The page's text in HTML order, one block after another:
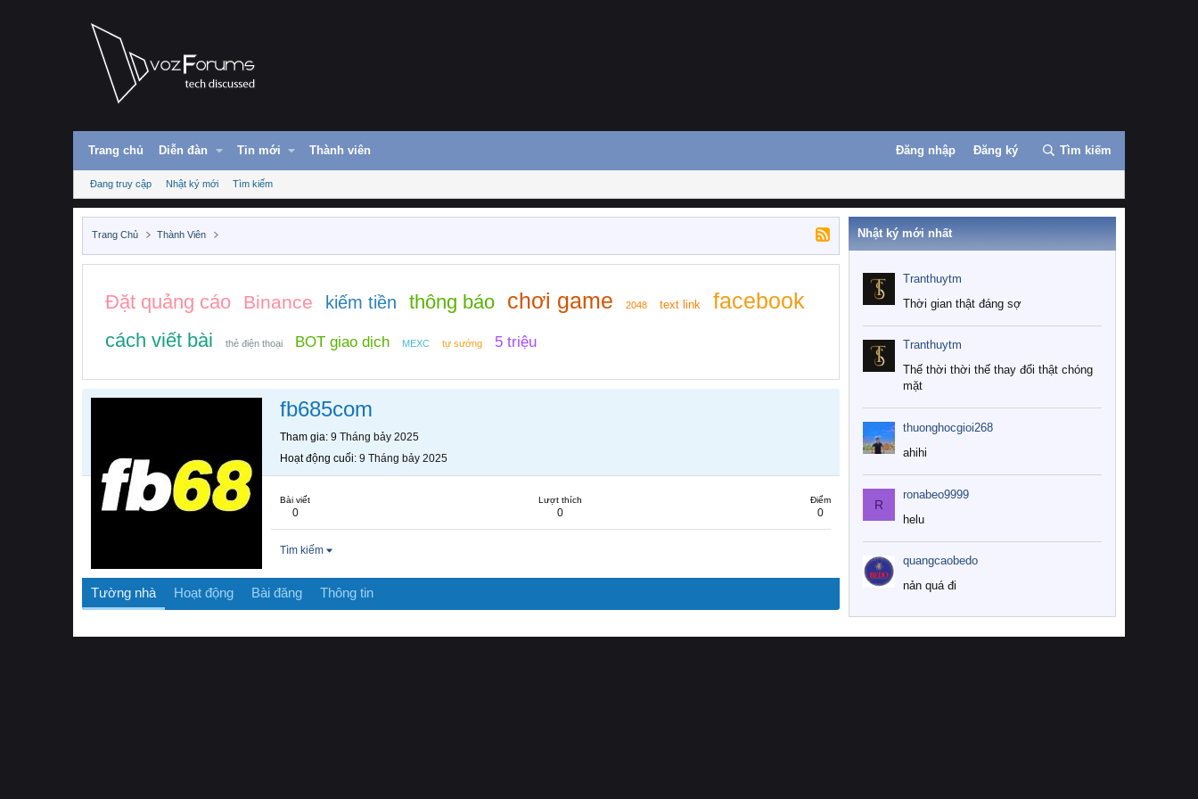
Trang chủ Diễn đàn Tin mới Thành viên Đăng nhập Đăng ký Tìm kiếm
Đang truy cập Nhật ký mới Tìm kiếm
Trang Chủ Thành Viên
Đặt quảng cáo Binance kiếm tiền thông báo chơi game 2048 text link facebook
cách viết bài thẻ điện thoại BOT giao dịch MEXC tự sướng 5 triệu
fb685com
Tham gia 9 Tháng bảy 2025
Hoạt động cuối 9 Tháng bảy 2025
Bài viết
0
Lượt thích
0
Điểm
0
Tìm kiếm
Tường nhà Hoạt động Bài đăng Thông tin
Nhật ký mới nhất
Tranthuytm
Thời gian thật đáng sợ
Tranthuytm
Thế thời thời thế thay đổi thật chóng
mặt
thuonghocgioi268
ahihi
R
ronabeo9999
helu
quangcaobedo
nản quá đi